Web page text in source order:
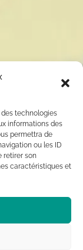
technologies
informations des
permettra de
ou les ID
retirer son
caractéristiques et
aux
de la